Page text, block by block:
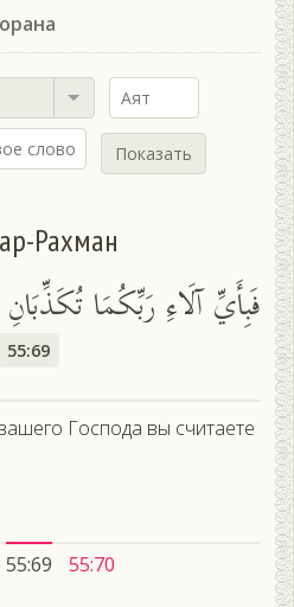
Показать
Рахман
فَبِأَيِّ آلَاءِ رَبِّكُمَا تُكَذِّبَانِ
55:69
Господа вы считаете
55:69 55:70